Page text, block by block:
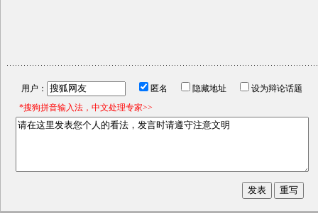
用户： 匿名 隐藏地址
设为辩论话题
*搜狗拼音输入法，中文处理专家>>